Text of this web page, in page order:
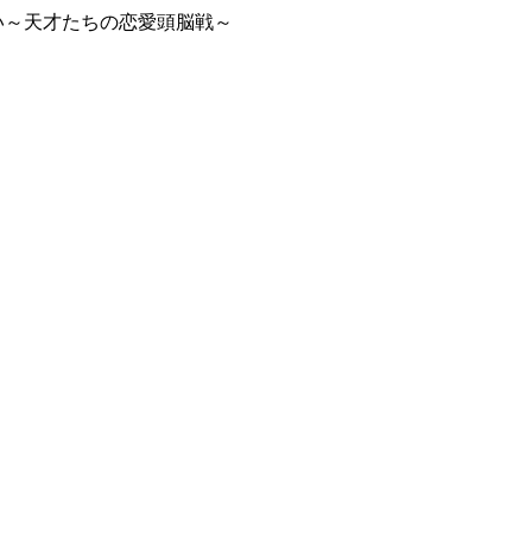
天才たちの恋愛頭脳戦～